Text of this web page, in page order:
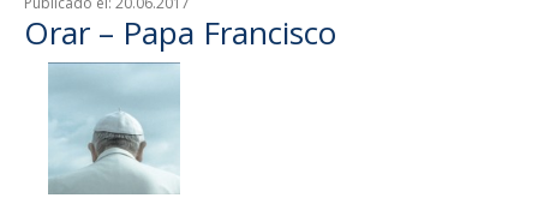
Orar – Papa Francisco